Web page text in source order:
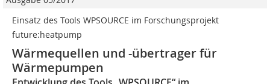
Einsatz des Tools WPSOURCE im Forschungsprojekt
future:heatpump
Wärmequellen und -übertrager für
Wärmepumpen